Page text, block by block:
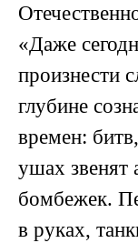
«Даже
произнести
глубине
времен:
ушах звенят
бомбежек.
в руках,